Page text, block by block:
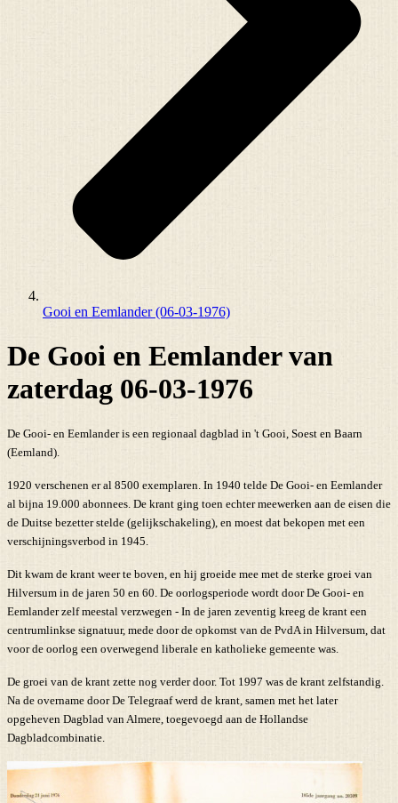
Gooi en Eemlander (06-03-1976)
De Gooi en Eemlander van
zaterdag 06-03-1976
De Gooi- en Eemlander is een regionaal dagblad in 't Gooi, Soest en Baarn
(Eemland).
1920 verschenen er al 8500 exemplaren. In 1940 telde De Gooi- en Eemlander
al bijna 19.000 abonnees. De krant ging toen echter meewerken aan de eisen die
de Duitse bezetter stelde (gelijkschakeling), en moest dat bekopen met een
verschijningsverbod in 1945.
Dit kwam de krant weer te boven, en hij groeide mee met de sterke groei van
Hilversum in de jaren 50 en 60. De oorlogsperiode wordt door De Gooi- en
Eemlander zelf meestal verzwegen - In de jaren zeventig kreeg de krant een
centrumlinkse signatuur, mede door de opkomst van de PvdA in Hilversum, dat
voor de oorlog een overwegend liberale en katholieke gemeente was.
De groei van de krant zette nog verder door. Tot 1997 was de krant zelfstandig.
Na de overname door De Telegraaf werd de krant, samen met het later
opgeheven Dagblad van Almere, toegevoegd aan de Hollandse
Dagbladcombinatie.